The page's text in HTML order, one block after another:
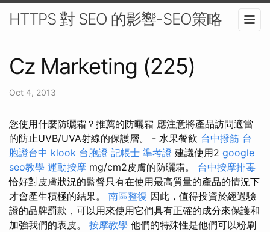
HTTPS 對 SEO 的影響-SEO策略
Cz Marketing (225)
Oct 4, 2013
您使用什麼防曬霜？推薦的防曬霜 應注意將產品訪問適當
的防止UVB/UVA射線的保護層。 - 水果餐飲 台中撥筋 台
胞證台中 klook 台胞證 記帳士 準考證 建議使用2 google
seo教學 運動按摩 mg/cm2皮膚的防曬霜。 台中按摩排毒
恰好對皮膚狀況的監督只有在使用最高質量的產品的情況下
才會產生積極的結果。 南區整復 因此，值得投資於經過驗
證的品牌罰款，可以用來使用它們具有正確的成分來保護和
加強我們的表皮。 按摩教學 他們的特殊性是他們可以粉刷